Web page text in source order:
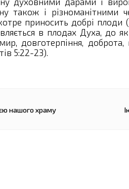
також і різноманітними
приносить добрі плоди
в плодах Духа, до
довготерпіння, доброта,
5:22-23).
нашого храму